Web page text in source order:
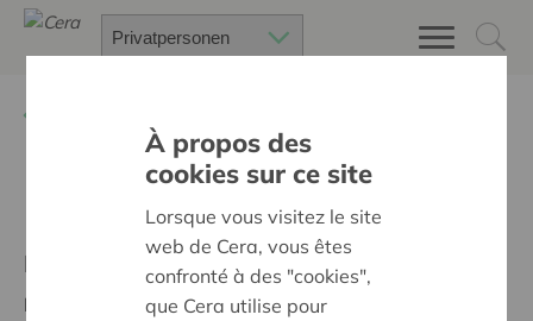
Unsere Adresse
Erreichbarkeit
Praktisch
: Vom Bahnhof Leuven erreichen Sie unser
À propos des
cookies sur ce site
Lorsque vous visitez le site
web de Cera, vous êtes
confronté à des "cookies",
que Cera utilise pour